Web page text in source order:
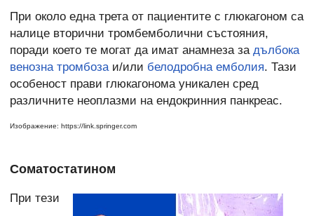
При около една трета от пациентите с глюкагоном са
налице вторични тромбемболични състояния,
поради което те могат да имат анамнеза за дълбока
венозна тромбозаи/или белодробна емболия. Тази
особеност прави глюкагонома уникален сред
различните неоплазми на ендокринния панкреас.
Изображение: https://link.springer.com
Соматостатином
При тези